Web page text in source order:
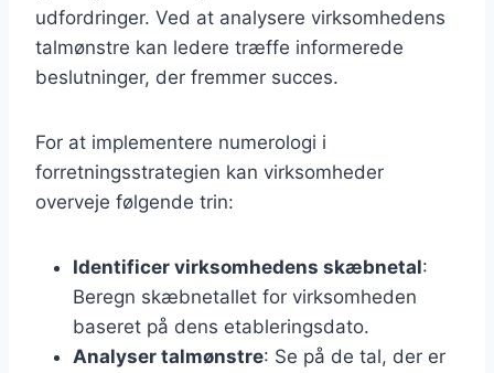
udfordringer. Ved at analysere virksomhedens
talmønstre kan ledere træffe informerede
beslutninger, der fremmer succes.
For at implementere numerologi i
forretningsstrategien kan virksomheder
overveje følgende trin:
Identificer virksomhedens skæbnetal:
Beregn skæbnetallet for virksomheden
baseret på dens etableringsdato.
Analyser talmønstre: Se på de tal, der er